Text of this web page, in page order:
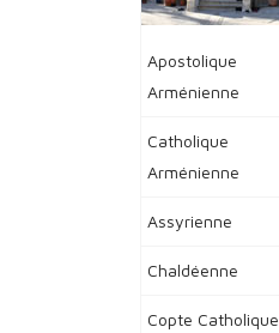
Apostolique
Arménienne
Catholique
Arménienne
Assyrienne
Chaldéenne
Copte Catholique